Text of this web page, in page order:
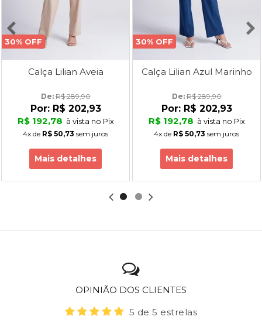
30% OFF
Calça Lilian Aveia
De: R$ 289,90
Por: R$ 202,93
R$ 192,78 à vista no Pix
4x de R$ 50,73 sem juros
Mais detalhes
30% OFF
Calça Lilian Azul Marinho
De: R$ 289,90
Por: R$ 202,93
R$ 192,78 à vista no Pix
4x de R$ 50,73 sem juros
Mais detalhes
OPINIÃO DOS CLIENTES
5 de 5 estrelas